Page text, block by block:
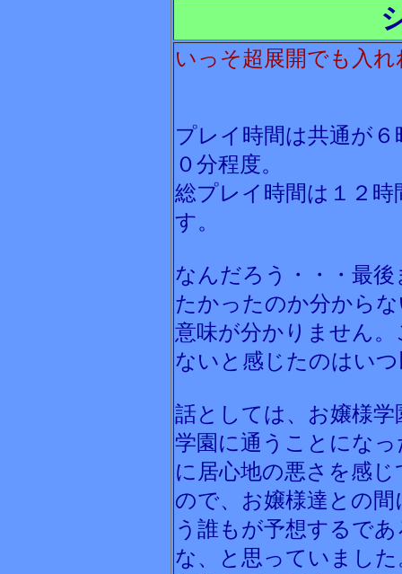
いっそ超展開でも入
プレイ時間は共通が
０分程度。
総プレイ時間は１２
す。
なんだろう・・・最
たかったのか分から
意味が分かりません
ないと感じたのはい
話としては、お嬢様
学園に通うことにな
に居心地の悪さを感
ので、お嬢様達との
う誰もが予想するで
な、と思っていました